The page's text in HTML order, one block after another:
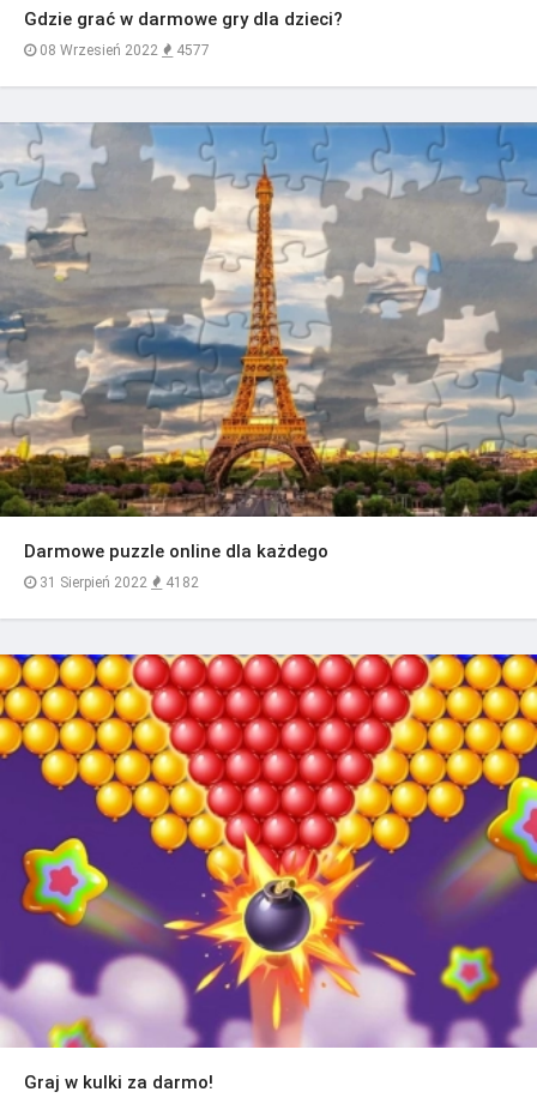
Gdzie grać w darmowe gry dla dzieci?
08 Wrzesień 2022 4577
Darmowe puzzle online dla każdego
31 Sierpień 2022 4182
Graj w kulki za darmo!